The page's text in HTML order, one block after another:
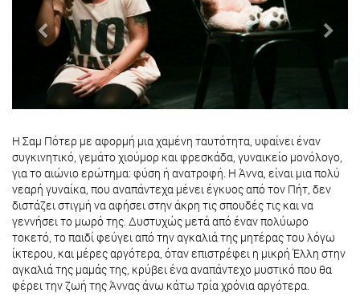
Η Σαμ Πότερ με αφορμή μια χαμένη ταυτότητα, υφαίνει έναν
συγκινητικό, γεμάτο χιούμορ και φρεσκάδα, γυναικείο μονόλογο,
για το αιώνιο ερώτημα: φύση ή ανατροφή. Η Άννα, είναι μια πολύ
νεαρή γυναίκα, που αναπάντεχα μένει έγκυος από τον Πήτ, δεν
διστάζει στιγμή να αφήσει στην άκρη τις σπουδές τις και να
γεννήσει το μωρό της. Δυστυχώς μετά από έναν πολύωρο
τοκετό, το παιδί φεύγει από την αγκαλιά της μητέρας του λόγω
ίκτερου, και μέρες αργότερα, όταν επιστρέφει η μικρή Έλλη στην
αγκαλιά της μαμάς της, κρύβει ένα αναπάντεχο μυστικό που θα
φέρει την ζωή της Άννας άνω κάτω τρία χρόνια αργότερα.